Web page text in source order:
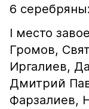
6
I место
Громов,
Иргалиев,
Дмитрий
Фарзалиев,